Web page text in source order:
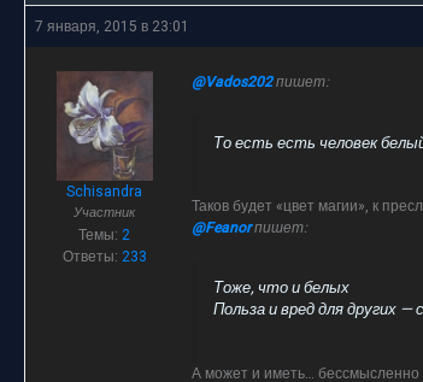
7 января, 2015 в 23:01
Schisandra
Участник
Темы: 2
Ответы: 233
@Vados202пишет:
То есть есть человек
Таков будет «цвет магии», к
@Feanorпишет:
Тоже, что и белых
Польза и вред для других
А может и иметь… бессмысленно